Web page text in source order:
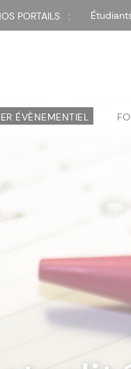
PORTAILS :
ÉVÈNEMENTIEL